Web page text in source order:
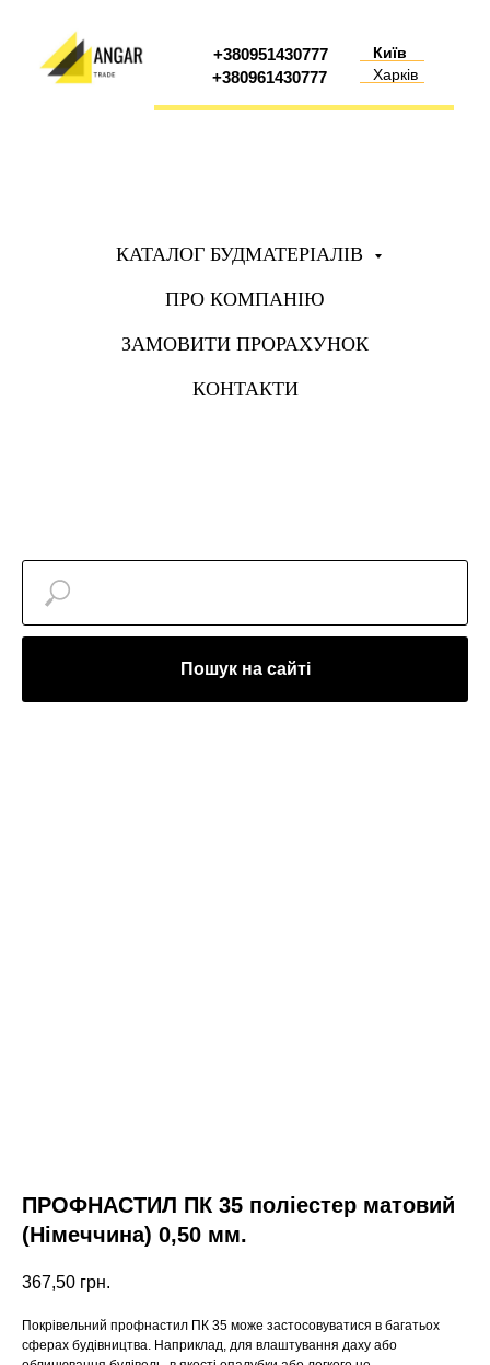
+380961430777
+380951430777
Київ
Харків
КАТАЛОГ БУДМАТЕРІАЛІВ
ПРО КОМПАНІЮ
ЗАМОВИТИ ПРОРАХУНОК
КОНТАКТИ
Пошук на сайті
ПРОФНАСТИЛ ПК 35 поліестер матовий
(Німеччина) 0,50 мм.
367,50 грн.
Покрівельний профнастил ПК 35 може застосовуватися в багатьох
сферах будівництва. Наприклад, для влаштування даху або